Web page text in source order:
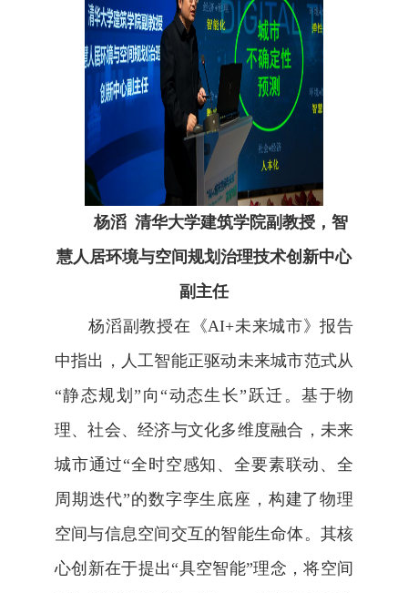
杨滔 清华大学建筑学院副教授 ，智
慧人居环境与空间规划治理技术创新中心
副主任
杨滔副教授在《AI+未来城市》报告
中指出，人工智能正驱动未来城市范式从
“静态规划”向“动态生长”跃迁。基于物
理、社会、经济与文化多维度融合，未来
城市通过“全时空感知、全要素联动、全
周期迭代”的数字孪生底座，构建了物理
空间与信息空间交互的智能生命体。其核
心创新在于提出“具空智能”理念，将空间